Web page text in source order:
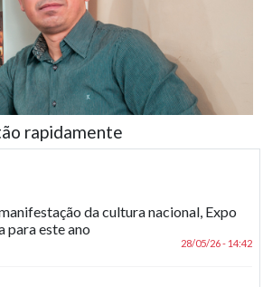
rapidamente
da cultura nacional, Expo
para este ano
28/05/26 - 14:42